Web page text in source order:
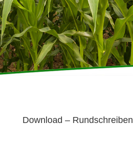
Download – Rundschreiben